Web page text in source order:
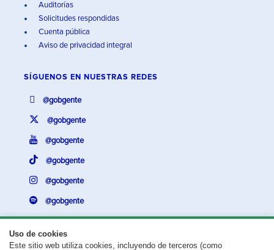
Uso de cookies
Este sitio web utiliza cookies, incluyendo de terceros (como
Auditorías
Solicitudes respondidas
Cuenta pública
Aviso de privacidad integral
SÍGUENOS EN NUESTRAS REDES
@gobgente
@gobgente
@gobgente
@gobgente
@gobgente
@gobgente
¿Existe algún problema con esta página?Repórtalo aquí.